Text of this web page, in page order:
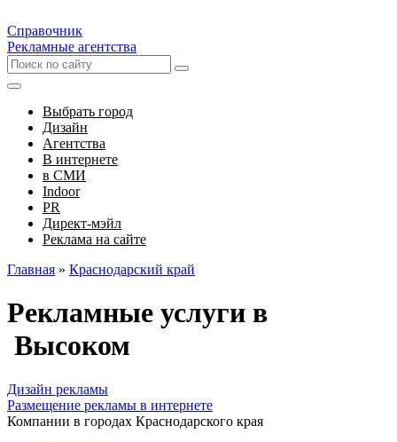
Справочник
Рекламные агентства
Выбрать город
Дизайн
Агентства
В интернете
в СМИ
Indoor
PR
Директ-мэйл
Реклама на сайте
Главная » Краснодарский край
Рекламные услуги в
Высоком
Дизайн рекламы
Размещение рекламы в интернете
Компании в городах Краснодарского края